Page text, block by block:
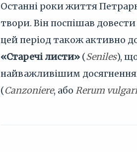
Останні роки життя
твори. Він поспішав
цей період також активно
«Старечі листи» (Seniles),
найважливішим
(Canzoniere, або Rerum